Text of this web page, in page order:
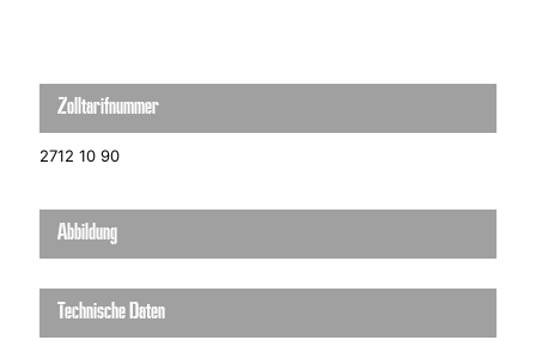
Zolltarifnummer
2712 10 90
Abbildung
Technische Daten